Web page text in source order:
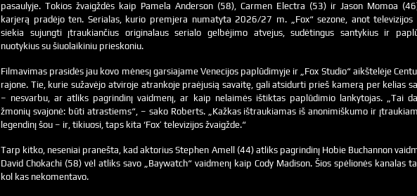
pasaulyje. Tokios žvaigždės kaip Pamela Anderson (58), Carmen Electra (53) ir Jason Momoa
karjerą pradėjo ten. Serialas, kurio premjera numatyta 2026/27 m. „Fox“ sezone, anot televizijos
siekia sujungti įtraukiančius originalaus serialo gelbėjimo atvejus, sudėtingus santykius ir
nuotykius su šiuolaikiniu prieskoniu.
Filmavimas prasidės jau kovo mėnesį garsiajame Venecijos paplūdimyje ir „Fox Studio“ aikštelėje
rajone. Tie, kurie sužavėjo atviroje atrankoje praėjusią savaitę, gali atsidurti prieš kamerą per kelias
– nesvarbu, ar atliks pagrindinį vaidmenį, ar kaip nelaimės ištiktas paplūdimio lankytojas. „Tai
žmonių svajonė: būti atrastiems“, – sako Roberts. „Kažkas ištraukiamas iš anonimiškumo ir
legendinį šou – ir, tikiuosi, taps kita ‘Fox’ televizijos žvaigžde.“
Tarp kitko, neseniai pranešta, kad aktorius Stephen Amell (44) atliks pagrindinį Hobie Buchannon
David Chokachi (58) vėl atliks savo „Baywatch“ vaidmenį kaip Cody Madison. Šios spėlionės kanalas
kol kas nekomentavo.